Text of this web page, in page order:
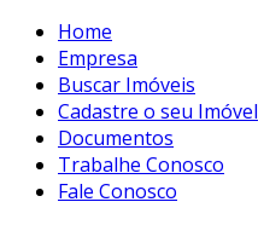
Home
Empresa
Buscar Imóveis
Cadastre o seu Imóvel
Documentos
Trabalhe Conosco
Fale Conosco